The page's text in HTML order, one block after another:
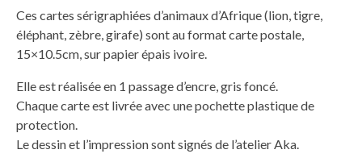
Ces cartes sérigraphiées d’animaux d’Afrique (lion, tigre,
éléphant, zèbre, girafe) sont au format carte postale,
15×10.5cm, sur papier épais ivoire.
Elle est réalisée en 1 passage d’encre, gris foncé.
Chaque carte est livrée avec une pochette plastique de
protection.
Le dessin et l’impression sont signés de l’atelier Aka.